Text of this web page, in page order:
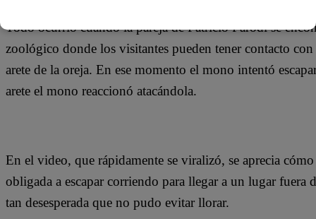
Todo ocurrió cuando la pareja de Patricio Parodi se
zoológico donde los visitantes pueden tener contacto
arete de la oreja. En ese momento el mono intentó
arete el mono reaccionó atacándola.
En el video, que rápidamente se viralizó, se aprecia
obligada a escapar corriendo para llegar a un lugar
tan desesperada que no pudo evitar llorar.